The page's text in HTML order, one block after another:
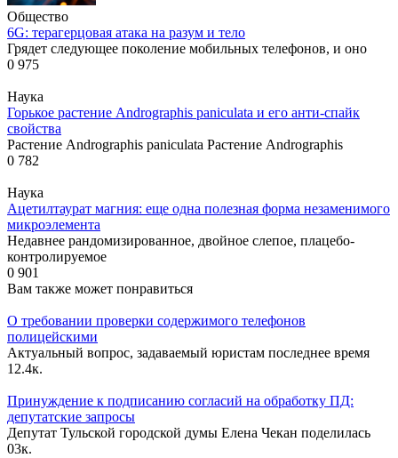
Общество
6G: терагерцовая атака на разум и тело
Грядет следующее поколение мобильных телефонов, и оно
0 975
Наука
Горькое растение Andrographis paniculata и его анти-спайк
свойства
Растение Andrographis paniculata Растение Andrographis
0 782
Наука
Ацетилтаурат магния: еще одна полезная форма незаменимого
микроэлемента
Недавнее рандомизированное, двойное слепое, плацебо-
контролируемое
0 901
Вам также может понравиться
О требовании проверки содержимого телефонов
полицейскими
Актуальный вопрос, задаваемый юристам последнее время
1 2.4к.
Принуждение к подписанию согласий на обработку ПД:
депутатские запросы
Депутат Тульской городской думы Елена Чекан поделилась
03к.